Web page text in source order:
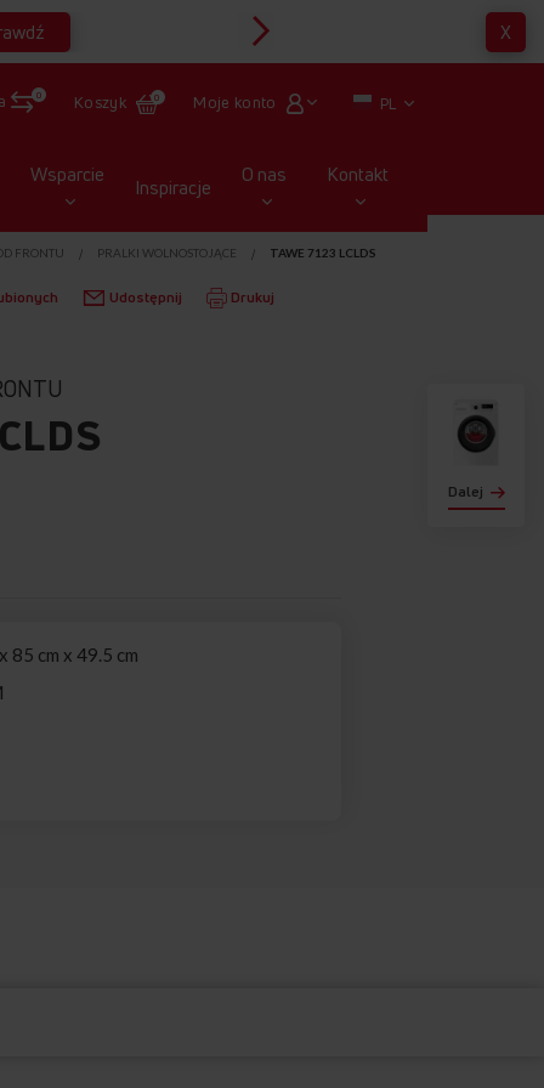
X
0 Koszyk 0 Moje konto PL
Wsparcie Inspiracje O nas Kontakt
Dalej
FRONTU PRALKI WOLNOSTOJĄCE TAWE 7123 LCLDS
Udostępnij Drukuj
85 cm x 49.5 cm